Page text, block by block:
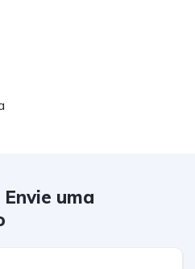
uma